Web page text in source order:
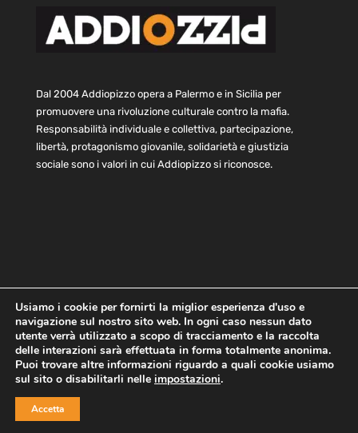
Dal 2004 Addiopizzo opera a Palermo e in Sicilia per
promuovere una rivoluzione culturale contro la mafia.
Responsabilità individuale e collettiva, partecipazione,
libertà, protagonismo giovanile, solidarietà e giustizia
sociale sono i valori in cui Addiopizzo si riconosce.
Home Statuto e bilancio
Contatti
Privacy
Cookie Child Protection Policy
Copyright © 2021 AddioPizzo | Tutti i diritti riservati | Sede
Usiamo i cookie per fornirti la miglior esperienza d'uso e
navigazione sul nostro sito web. In ogni caso nessun dato
utente verrà utilizzato a scopo di tracciamento e la raccolta
delle interazioni sarà effettuata in forma totalmente anonima.
Puoi trovare altre informazioni riguardo a quali cookie usiamo
sul sito o disabilitarli nelle impostazioni.
Accetta